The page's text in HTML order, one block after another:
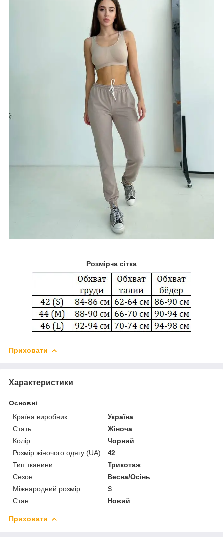
Розмірна сітка
Приховати
Характеристики
Основні
Країна виробник
Україна
Стать
Жіноча
Колір
Чорний
Розмір жіночого одягу (UA)
42
Тип тканини
Трикотаж
Сезон
Весна/Осінь
Міжнародний розмір
S
Стан
Новий
Приховати